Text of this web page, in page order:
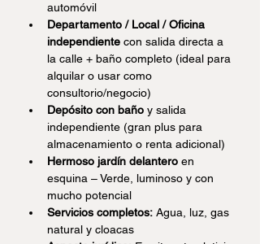
automóvil
Departamento / Local / Oficina
independiente con salida directa a
la calle + baño completo (ideal para
alquilar o usar como
consultorio/negocio)
Depósito con baño y salida
independiente (gran plus para
almacenamiento o renta adicional)
Hermoso jardín delantero en
esquina – Verde, luminoso y con
mucho potencial
Servicios completos: Agua, luz, gas
natural y cloacas